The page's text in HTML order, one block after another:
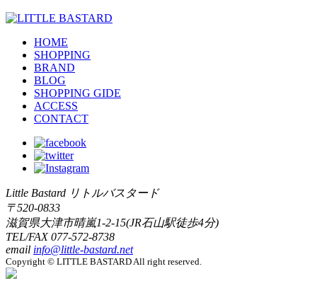
HOME
SHOPPING
BRAND
BLOG
SHOPPING GIDE
ACCESS
CONTACT
Little Bastard リトルバスタード
〒520-0833
滋賀県大津市晴嵐1-2-15(JR石山駅徒歩4分)
TEL/FAX077-572-8738
email info@little-bastard.net
Copyright © LITTLE BASTARD All right reserved.